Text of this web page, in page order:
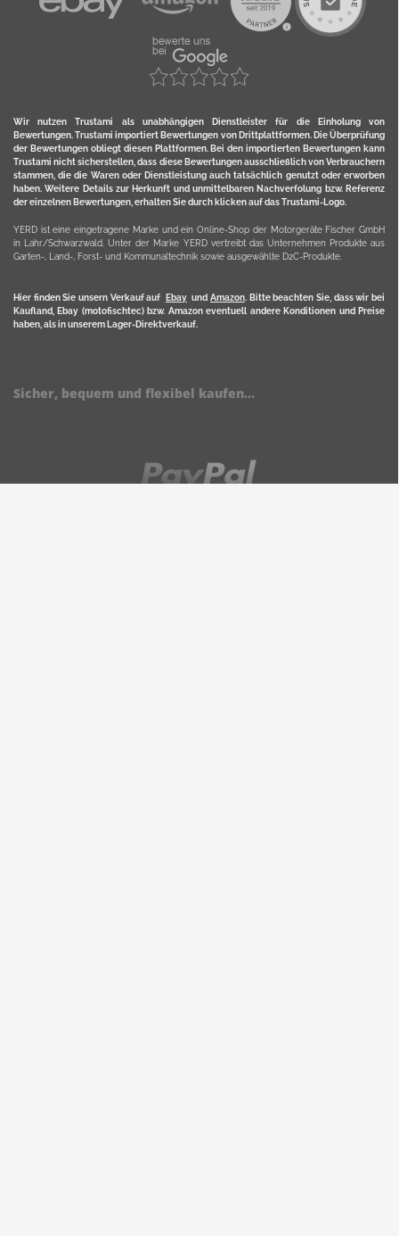
Wir nutzen Trustami als unabhängigen Dienstleister für die Einholung von
Bewertungen. Trustami importiert Bewertungen von Drittplattformen. Die Überprüfung
der Bewertungen obliegt diesen Plattformen. Bei den importierten Bewertungen kann
Trustami nicht sicherstellen, dass diese Bewertungen ausschließlich von Verbrauchern
stammen, die die Waren oder Dienstleistung auch tatsächlich genutzt oder erworben
haben. Weitere Details zur Herkunft und unmittelbaren Nachverfolung bzw. Referenz
der einzelnen Bewertungen, erhalten Sie durch klicken auf das Trustami-Logo.
YERD ist eine eingetragene Marke und ein Online-Shop der Motorgeräte Fischer GmbH
in Lahr/Schwarzwald. Unter der Marke YERD vertreibt das Unternehmen Produkte aus
Garten-, Land-, Forst- und Kommunaltechnik sowie ausgewählte D2C-Produkte.
Hier finden Sie unsern Verkauf auf Ebayund Amazon. Bitte beachten Sie, dass wir bei
Kaufland, Ebay (motofischtec) bzw. Amazon eventuell andere Konditionen und Preise
haben, als in unserem Lager-Direktverkauf.
Sicher, bequem und flexibel kaufen...